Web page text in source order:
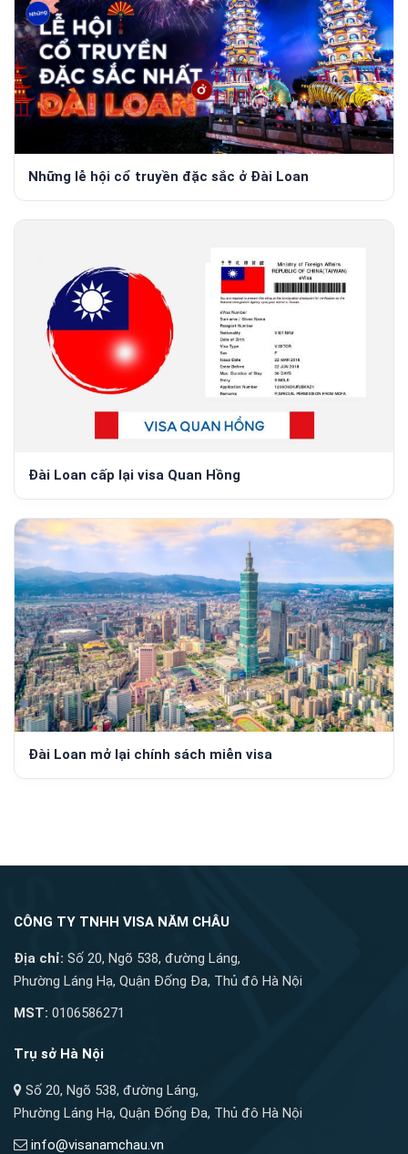
Những lễ hội cổ truyền đặc sắc ở Đài Loan
Đài Loan cấp lại visa Quan Hồng
Đài Loan mở lại chính sách miễn visa
CÔNG TY TNHH VISA NĂM CHÂU
Địa chỉ: Số 20, Ngõ 538, đường Láng,
Phường Láng Hạ, Quận Đống Đa, Thủ đô Hà Nội
MST: 0106586271
Trụ sở Hà Nội
Số 20, Ngõ 538, đường Láng,
Phường Láng Hạ, Quận Đống Đa, Thủ đô Hà Nội
info@visanamchau.vn